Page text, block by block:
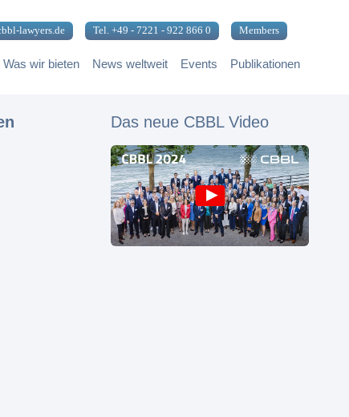
lawyers.de Tel. +49 - 7221 - 922 866 0 Members
Was wir bieten News weltweit Events Publikationen
Das neue CBBL Video